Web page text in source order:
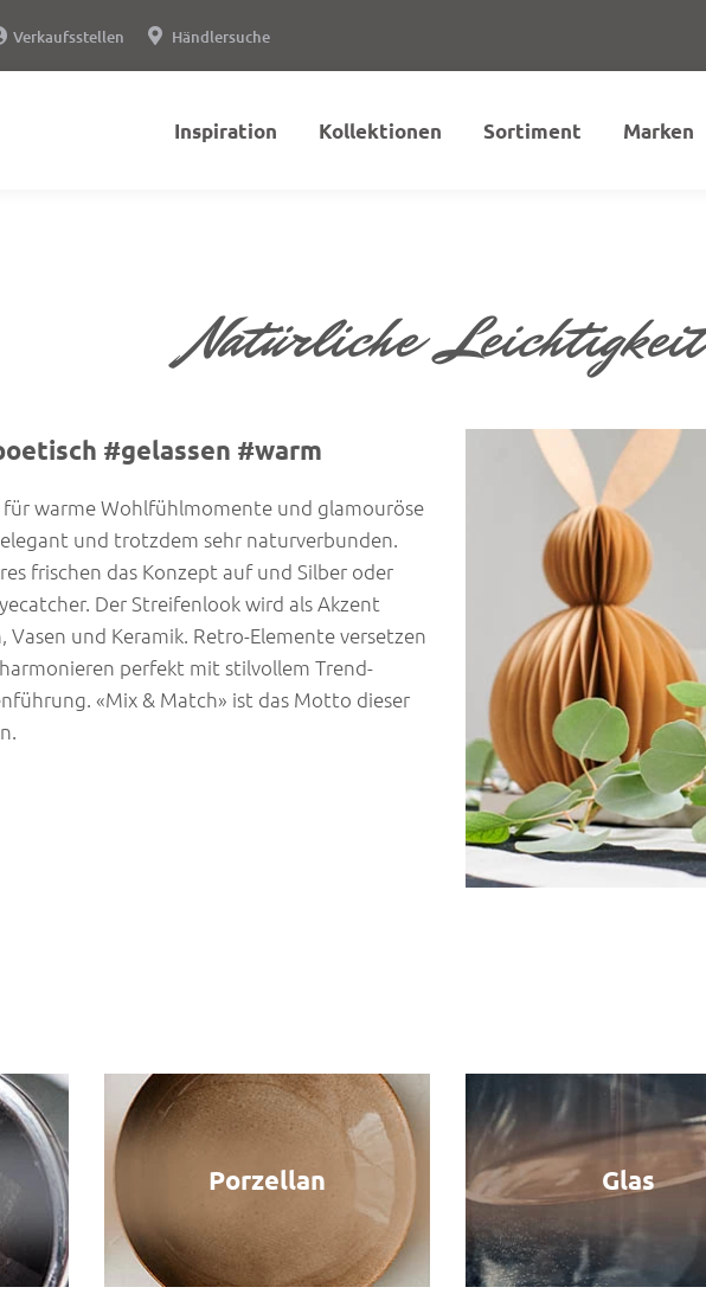
Verkaufsstellen Händlersuche
Inspiration Kollektionen Sortiment Marken
Natürliche Leichtigkeit
#gelassen #warm
warme Wohlfühlmomente und glamouröse
und trotzdem sehr naturverbunden.
frischen das Konzept auf und Silber oder
Der Streifenlook wird als Akzent
und Keramik. Retro-Elemente versetzen
perfekt mit stilvollem Trend-
«Mix & Match» ist das Motto dieser
Porzellan Glas